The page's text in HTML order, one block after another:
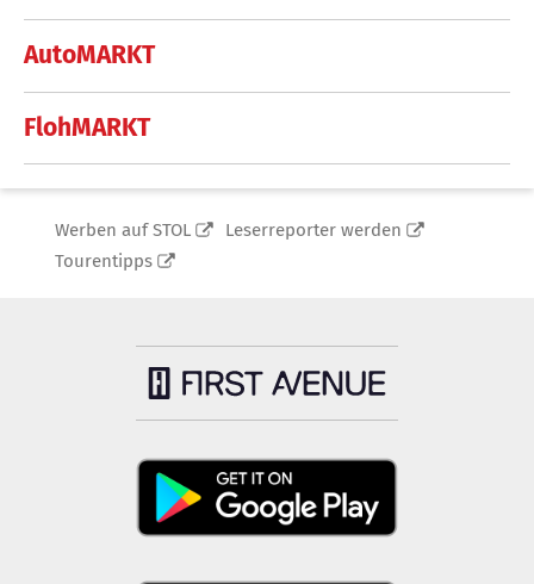
AutoMARKT
FlohMARKT
Werben auf STOL
Leserreporter werden
Tourentipps